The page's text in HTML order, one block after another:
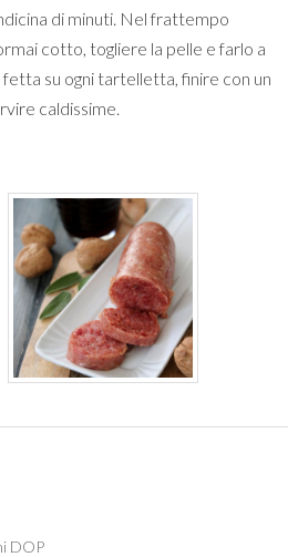
di minuti. Nel frattempo
cotto, togliere la pelle e farlo a
su ogni tartelletta, finire con un
caldissime.
DOP